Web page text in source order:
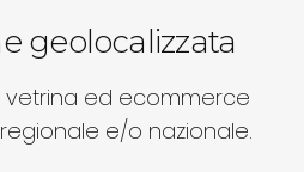
geolocalizzata
vetrina ed ecommerce
e/o nazionale.